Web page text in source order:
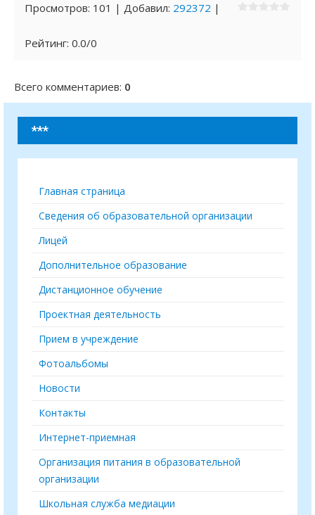
Просмотров: 101 | Добавил: 292372 |
Рейтинг: 0.0/0
Всего комментариев: 0
***
Главная страница
Сведения об образовательной организации
Лицей
Дополнительное образование
Дистанционное обучение
Проектная деятельность
Прием в учреждение
Фотоальбомы
Новости
Контакты
Интернет-приемная
Организация питания в образовательной
организации
Школьная служба медиации